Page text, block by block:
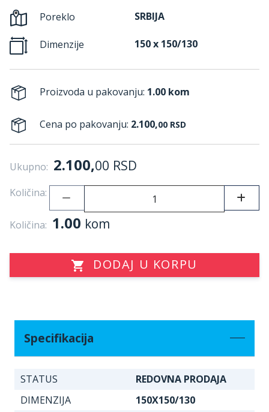
Poreklo SRBIJA
Dimenzije 150 x 150/130
Proizvoda u pakovanju: 1.00 kom
Cena po pakovanju: 2.100,00 RSD
Ukupno: 2.100,00 RSD
Količina:
Količina: 1.00 kom
DODAJ U KORPU
Specifikacija
STATUS
REDOVNA PRODAJA
DIMENZIJA
150X150/130